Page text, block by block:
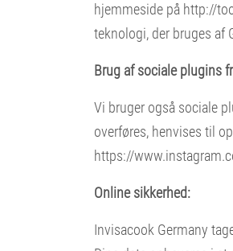
hjemmeside på http://
teknologi, der bruges af
Brug af sociale plugins
Vi bruger også sociale
overføres, henvises til
https://
Online sikkerhed:
Invisacook Germany